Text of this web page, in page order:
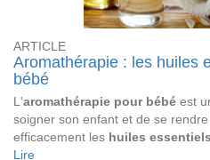
ARTICLE
Aromathérapie : les huiles
bébé
L'aromathérapie pour bébé est
soigner son enfant et de se
efficacement les huiles
Lire